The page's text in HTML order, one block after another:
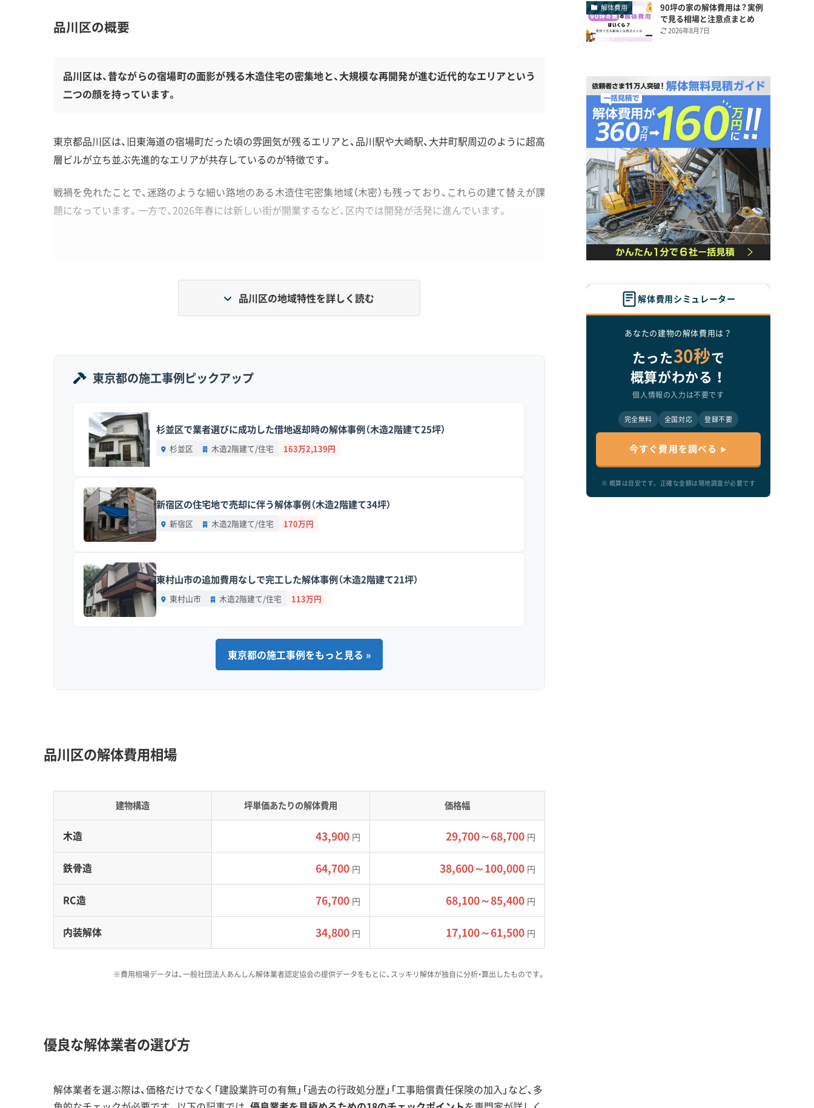
品川区の概要
品川区は、昔ながらの宿場町の面影が残る木造住宅の密集地と、大規模な再開発が進む近代的なエリアという
二つの顔を持っています。
東京都品川区は、旧東海道の宿場町だった頃の雰囲気が残るエリアと、品川駅や大崎駅、大井町駅周辺のように超高
層ビルが立ち並ぶ先進的なエリアが共存しているのが特徴です。
戦禍を免れたことで、迷路のような細い路地のある木造住宅密集地域（木密）も残っており、これらの建て替えが課
題になっています。一方で、2026年春には新しい街が開業するなど、区内では開発が活発に進んでいます。
区内は地盤の安定した台地と軟弱な低地が混在しており、特に台地側にある昔ながらの狭い道が、解体費用を
地形の特徴]：区の西部から南部（荏原、上大崎など）は武蔵野台地の端にあたり地盤は比較的安定していますが、
東側の目黒川・立会川流域や海岸沿いは軟弱な地盤です。この低地エリアでは、工事の振動が周りに伝わりやす
道路事情]：昔ながらの木造住宅が密集するエリアでは、2トンダンプでさえ入るのが難しい狭い道が多く残って
います。こうした現場では、交通誘導員の配置が必須になることも少なくありません。加えて、廃棄物を運び出
す湾岸方面の幹線道路は、大型トレーラーなどで常に渋滞しています。
費用への影響]：道が狭い現場では重機が入れず、手作業での解体や小型トラックでの小運搬が必要になるため、
工期が長引き人件費もかさみます。軟弱地盤での振動対策や、渋滞による運搬費の上昇も、結果的に見積もり金
額が上がる原因になります。
運営者 稲垣
大井町のような再開発エリア周辺では、新しい住民や商業施設が増えるた
め、解体工事の騒音やホコリに対する目が格段に厳しくなる傾向がありま
す。私がこれまで見てきたトラブルでも、近隣への配慮不足が原因のもの
か？」と具体的に質問し、明確に答えてくれる業者を選ぶことが大切です。
2026年3月に開業する大規模複合施設「OIMACHI TRACKS」の影響で、今後は周辺の解体工事に対して、より厳
でいます。オフィスやホテル、商業施設などが入るこの複合施設は、2026年3月に開業予定です。
特に注意したいのは、商業エリアが壁のない開放的な「アウトモール型」である点です。このタイプは周辺の音やホ
コリに敏感なため、開業後は近隣の解体工事の騒音や粉塵に対して、より厳しい目が向けられ、近隣トラブルのリス
クが高まるでしょう。
この再開発は品川区役所の新庁舎計画とも連動しており、大井町エリア全体を大きく変えるプロジェクトといえま
品川区の地域特性を詳しく読む
東京都の施工事例ピックアップ
杉並区で業者選びに成功した借地返却時の解体事例（木造2階建て25坪）
杉並区 木造2階建て/住宅 163万2,139円
新宿区の住宅地で売却に伴う解体事例（木造2階建て34坪）
新宿区 木造2階建て/住宅 170万円
東村山市の追加費用なしで完工した解体事例（木造2階建て21坪）
東村山市 木造2階建て/住宅 113万円
東京都の施工事例をもっと見る »
品川区の解体費用相場
建物構造 坪単価あたりの解体費用 価格幅
木造 43,900 円 29,700～68,700 円
鉄骨造 64,700 円 38,600～100,000 円
RC造 76,700 円 68,100～85,400 円
内装解体 34,800 円 17,100～61,500 円
※費用相場データは、一般社団法人あんしん解体業者認定協会の提供データをもとに、スッキリ解体が独自に分析・算出したものです。
優良な解体業者の選び方
解体業者を選ぶ際は、価格だけでなく「建設業許可の有無」「過去の行政処分歴」「工事賠償責任保険の加入」など、多
解体費用
90坪の家の解体費用は？実例
で見る相場と注意点まとめ
2026年8月7日
解体費用シミュレーター
あなたの建物の解体費用は？
たった30秒で
概算がわかる！
個人情報の入力は不要です
完全無料 全国対応 登録不要
今すぐ費用を調べる
※ 概算は目安です。正確な金額は現地調査が必要です